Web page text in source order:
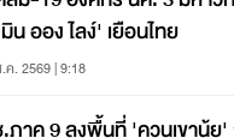
น ออง ไลง์' เยือนไทย
ค. 2569 | 9:18
ภาค 9 ลงพื้นที่ 'ควนเขานุ้ย'